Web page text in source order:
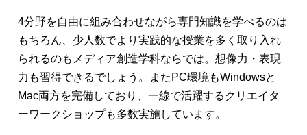
4分野を自由に組み合わせながら専門知識を学べるのは
もちろん、少人数でより実践的な授業を多く取り入れ
られるのもメディア創造学科ならでは。想像力・表現
力も習得できるでしょう。またPC環境もWindowsと
Mac両方を完備しており、一線で活躍するクリエイタ
ーワークショップも多数実施しています。